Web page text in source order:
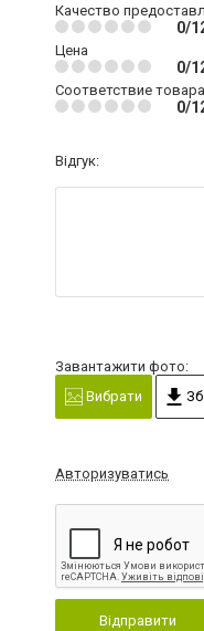
Качество
0/
Цена
0/
Соответствие
0/
Відгук:
Завантажити фото:
Вибрати
Авторизуватись
Відправити